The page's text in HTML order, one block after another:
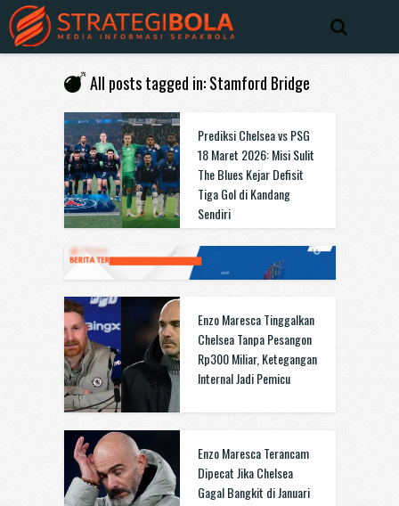
All posts tagged in: Stamford Bridge
Prediksi Chelsea vs PSG
18 Maret 2026: Misi Sulit
The Blues Kejar Defisit
Tiga Gol di Kandang
Sendiri
Enzo Maresca Tinggalkan
Chelsea Tanpa Pesangon
Rp300 Miliar, Ketegangan
Internal Jadi Pemicu
Enzo Maresca Terancam
Dipecat Jika Chelsea
Gagal Bangkit di Januari